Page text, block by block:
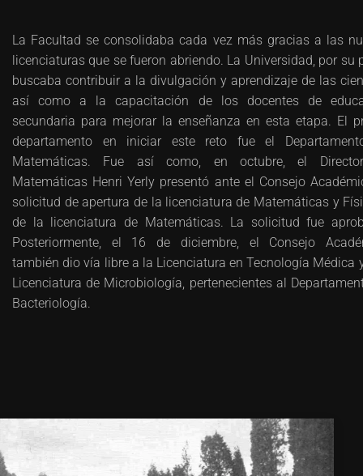
La Facultad se consolidaba cada vez más gracias a las
licenciaturas que se fueron abriendo. La Universidad, por su
buscaba contribuir a la divulgación y aprendizaje de las
así como a la capacitación de los docentes de
secundaria para mejorar la enseñanza en esta etapa. El
departamento en iniciar este reto fue el
Matemáticas. Fue así como, en octubre, el
Matemáticas Henri Yerly presentó ante el Consejo
solicitud de apertura de la licenciatura de Matemáticas y
de la licenciatura de Matemáticas. La solicitud fue
Posteriormente, el 16 de diciembre, el Consejo
también dio vía libre a la Licenciatura en Tecnología Médica
Licenciatura de Microbiología, pertenecientes al
Bacteriología.